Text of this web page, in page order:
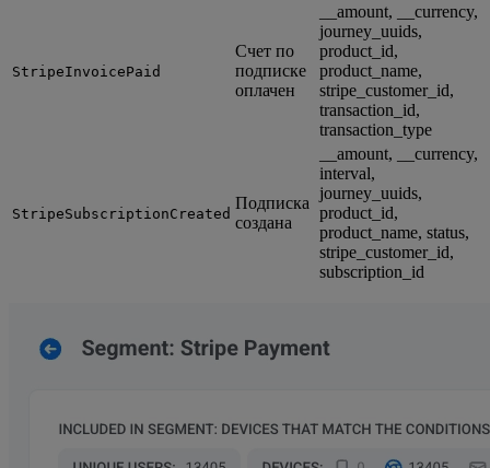
StripeInvoicePaid
Счет по
подписке
оплачен
__amount, __currency,
journey_uuids,
product_id,
product_name,
stripe_customer_id,
transaction_id,
transaction_type
StripeSubscriptionCreated
Подписка
создана
__amount, __currency,
interval,
journey_uuids,
product_id,
product_name, status,
stripe_customer_id,
subscription_id